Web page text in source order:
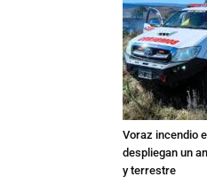
Voraz incendio
despliegan un
y terrestre